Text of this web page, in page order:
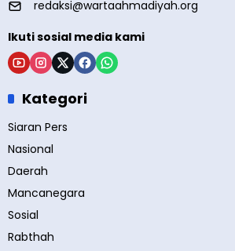
redaksi@wartaahmadiyah.org
Ikuti sosial media kami
Kategori
Siaran Pers
Nasional
Daerah
Mancanegara
Sosial
Rabthah